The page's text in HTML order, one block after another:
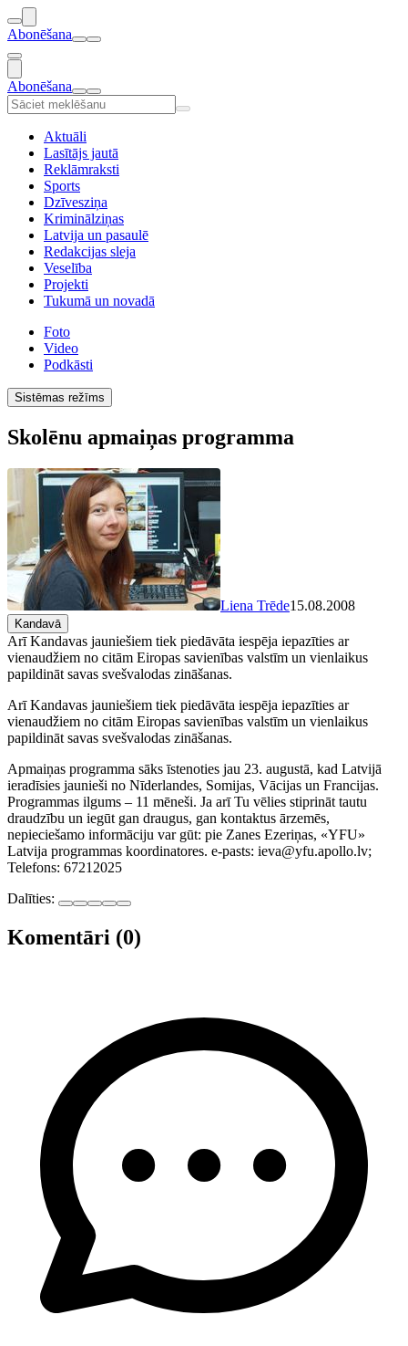
Abonēšana
Abonēšana
Aktuāli
Lasītājs jautā
Reklāmraksti
Sports
Dzīvesziņa
Kriminālziņas
Latvija un pasaulē
Redakcijas sleja
Veselība
Projekti
Tukumā un novadā
Foto
Video
Podkāsti
Sistēmas režīms
Skolēnu apmaiņas programma
Liena Trēde15.08.2008
Kandavā
Arī Kandavas jauniešiem tiek piedāvāta iespēja iepazīties ar
vienaudžiem no citām Eiropas savienības valstīm un vienlaikus
papildināt savas svešvalodas zināšanas.
Arī Kandavas jauniešiem tiek piedāvāta iespēja iepazīties ar
vienaudžiem no citām Eiropas savienības valstīm un vienlaikus
papildināt savas svešvalodas zināšanas.
Apmaiņas programma sāks īstenoties jau 23. augustā, kad Latvijā
ieradīsies jaunieši no Nīderlandes, Somijas, Vācijas un Francijas.
Programmas ilgums – 11 mēneši. Ja arī Tu vēlies stiprināt tautu
draudzību un iegūt gan draugus, gan kontaktus ārzemēs,
nepieciešamo informāciju var gūt: pie Zanes Ezeriņas, «YFU»
Latvija programmas koordinatores. e-pasts: ieva@yfu.apollo.lv;
Telefons: 67212025
Dalīties:
Komentāri (0)